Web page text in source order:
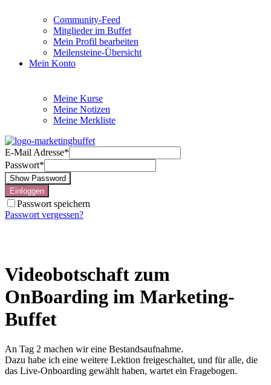
Community-Feed
Mitglieder im Buffet
Mein Profil bearbeiten
Meilensteine-Übersicht
Mein Konto
Meine Kurse
Meine Notizen
Meine Merkliste
E-Mail Adresse*
Passwort*
Show Password
Einloggen
Passwort speichern
Passwort vergessen?
Videobotschaft zum
OnBoarding im Marketing-
Buffet
An Tag 2 machen wir eine Bestandsaufnahme.
Dazu habe ich eine weitere Lektion freigeschaltet, und für alle, die
das Live‑Onboarding gewählt haben, wartet ein Fragebogen.